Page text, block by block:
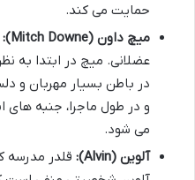
حمایت می کند.
میچ داون (Mitch Downe):
عضلانی. میچ در ابتدا به
در باطن بسیار مهربان و
و در طول ماجرا، جنبه های
می شود.
آلوین (Alvin):
قلدر مدرسه